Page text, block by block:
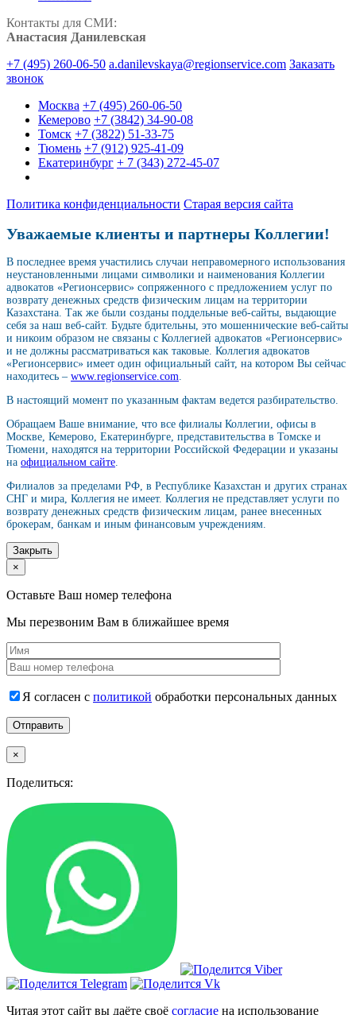
Контакты для СМИ:
Анастасия Данилевская
+7 (495) 260-06-50 a.danilevskaya@regionservice.com Заказать
звонок
Москва +7 (495) 260-06-50
Кемерово +7 (3842) 34-90-08
Томск +7 (3822) 51-33-75
Тюмень +7 (912) 925-41-09
Екатеринбург + 7 (343) 272-45-07
Политика конфиденциальности Старая версия сайта
Уважаемые клиенты и партнеры Коллегии!
В последнее время участились случаи неправомерного использования
неустановленными лицами символики и наименования Коллегии
адвокатов «Регионсервис» сопряженного с предложением услуг по
возврату денежных средств физическим лицам на территории
Казахстана. Так же были созданы поддельные веб-сайты, выдающие
себя за наш веб-сайт. Будьте бдительны, это мошеннические веб-сайты
и никоим образом не связаны с Коллегией адвокатов «Регионсервис»
и не должны рассматриваться как таковые. Коллегия адвокатов
«Регионсервис» имеет один официальный сайт, на котором Вы сейчас
находитесь – www.regionservice.com
В настоящий момент по указанным фактам ведется разбирательство.
Обращаем Ваше внимание, что все филиалы Коллегии, офисы в
Москве, Кемерово, Екатеринбурге, представительства в Томске и
Тюмени, находятся на территории Российской Федерации и указаны
на официальном сайте
Филиалов за пределами РФ, в Республике Казахстан и других странах
СНГ и мира, Коллегия не имеет. Коллегия не представляет услуги по
возврату денежных средств физическим лицам, ранее внесенных
брокерам, банкам и иным финансовым учреждениям.
Закрыть
×
Оставьте Ваш номер телефона
Мы перезвоним Вам в ближайшее время
Я согласен с политикой обработки персональных данных
×
Поделиться:
Читая этот сайт вы даёте своё согласие на использование